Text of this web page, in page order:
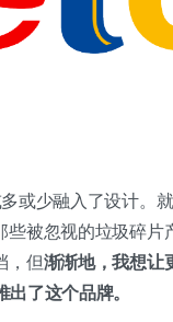
或少融入了设计。
些被忽视的垃圾碎
，但渐渐地，我想让
了这个品牌。